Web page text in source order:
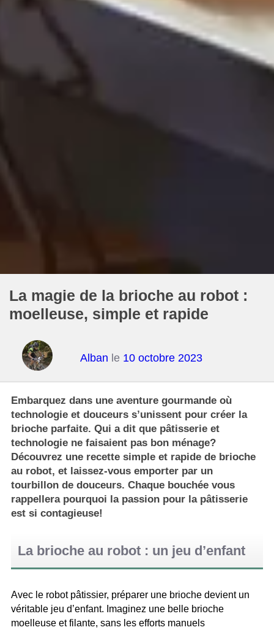
La magie de la brioche au robot :
moelleuse, simple et rapide
Alban le 10 octobre 2023
Embarquez dans une aventure gourmande où
technologie et douceurs s’unissent pour créer la
brioche parfaite. Qui a dit que pâtisserie et
technologie ne faisaient pas bon ménage?
Découvrez une recette simple et rapide de brioche
au robot, et laissez-vous emporter par un
tourbillon de douceurs. Chaque bouchée vous
rappellera pourquoi la passion pour la pâtisserie
est si contagieuse!
La brioche au robot : un jeu d’enfant
Avec le robot pâtissier, préparer une brioche devient un
véritable jeu d’enfant. Imaginez une belle brioche
moelleuse et filante, sans les efforts manuels